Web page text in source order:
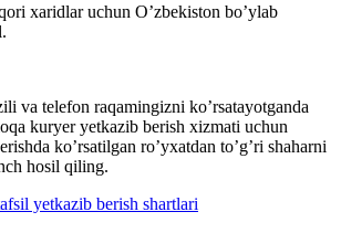
xaridlar uchun O’zbekiston bo’ylab
va telefon raqamingizni ko’rsatayotganda
kuryer yetkazib berish xizmati uchun
ko’rsatilgan ro’yxatdan to’g’ri shaharni
hosil qiling.
yetkazib berish shartlari